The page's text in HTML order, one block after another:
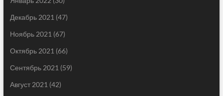
Декабрь 2021 (47)
Ноябрь 2021 (67)
Октябрь 2021 (66)
Сентябрь 2021 (59)
Август 2021 (42)